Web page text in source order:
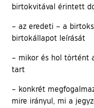
birtokvitával érintett
– az eredeti – a
birtokállapot leírását
– mikor és hol történt
tart
– konkrét
mire irányul, mi a